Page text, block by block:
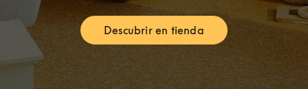
Descubrir en tiendaLink Opens in New Tab